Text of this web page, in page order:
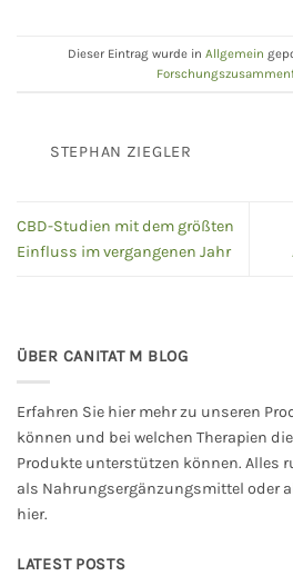
Dieser Eintrag wurde in Allgemein
STEPHAN ZIEGLER
CBD-Studien mit dem größten
Einfluss im vergangenen Jahr
ÜBER CANITAT M BLOG
Erfahren Sie hier mehr zu unseren
können und bei welchen Therapien
Produkte unterstützen können. Alles
als Nahrungsergänzungsmittel oder
hier.
LATEST POSTS